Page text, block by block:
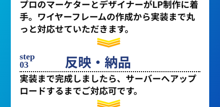
プロのマーケターとデザイナーがLP制作に着
手。ワイヤーフレームの作成から実装まで丸
っと対応せていただきます。
step
03
反映・納品
実装まで完成しましたら、サーバーへアップ
ロードするまでご対応可です。